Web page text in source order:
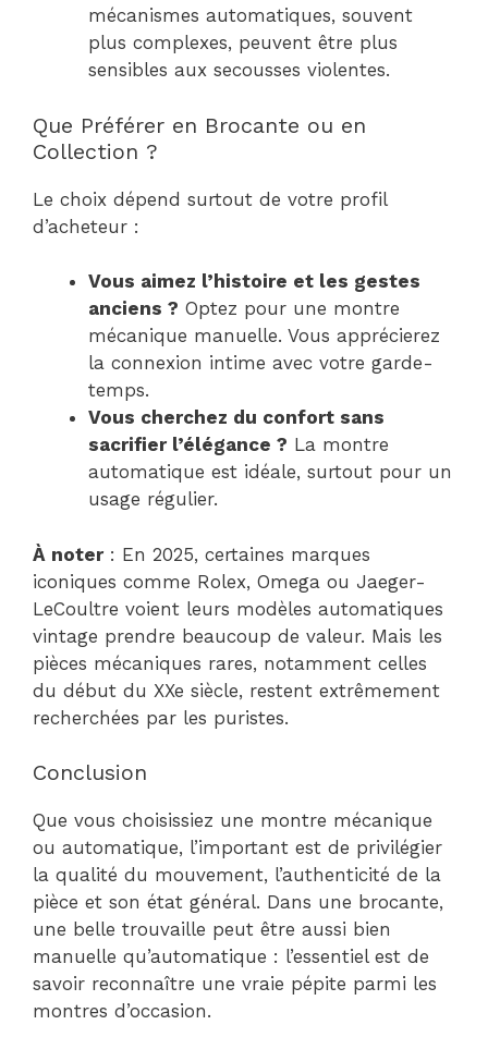
mécanismes automatiques, souvent
plus complexes, peuvent être plus
sensibles aux secousses violentes.
Que Préférer en Brocante ou en
Collection ?
Le choix dépend surtout de votre profil
d’acheteur :
Vous aimez l’histoire et les gestes
anciens ? Optez pour une montre
mécanique manuelle. Vous apprécierez
la connexion intime avec votre garde-
temps.
Vous cherchez du confort sans
sacrifier l’élégance ? La montre
automatique est idéale, surtout pour un
usage régulier.
À noter: En 2025, certaines marques
iconiques comme Rolex, Omega ou Jaeger-
LeCoultre voient leurs modèles automatiques
vintage prendre beaucoup de valeur. Mais les
pièces mécaniques rares, notamment celles
du début du XXe siècle, restent extrêmement
recherchées par les puristes.
Conclusion
Que vous choisissiez une montre mécanique
ou automatique, l’important est de privilégier
la qualité du mouvement, l’authenticité de la
pièce et son état général. Dans une brocante,
une belle trouvaille peut être aussi bien
manuelle qu’automatique : l’essentiel est de
savoir reconnaître une vraie pépite parmi les
montres d’occasion.